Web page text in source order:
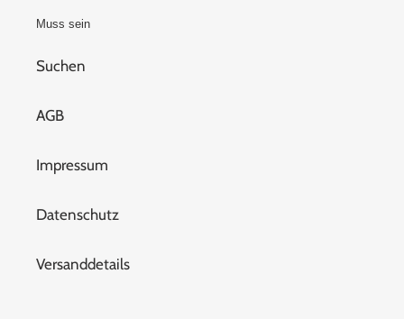
Muss sein
Suchen
AGB
Impressum
Datenschutz
Versanddetails